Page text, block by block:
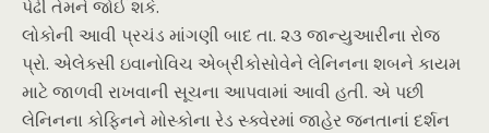
પેઢી તેમને જોઈ શકે.
લોકોની આવી પ્રચંડ માંગણી બાદ તા. ૨૩ જાન્યુઆરીના રોજ
પ્રો. એલેક્સી ઇવાનોવિચ એબ્રીકોસોવેને લેનિનના શબને કાયમ
માટે જાળવી રાખવાની સૂચના આપવામાં આવી હતી. એ પછી
લેનિનના કોફિનને મોસ્કોના રેડ સ્ક્વેરમાં જાહેર જનતાનાં દર્શન